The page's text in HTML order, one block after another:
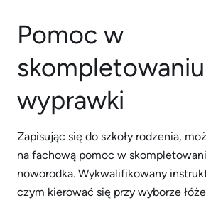
Pomoc w
skompletowaniu
wyprawki
Zapisując się do szkoły rodzenia,
na fachową pomoc w
noworodka. Wykwalifikowany
czym kierować się przy wyborze